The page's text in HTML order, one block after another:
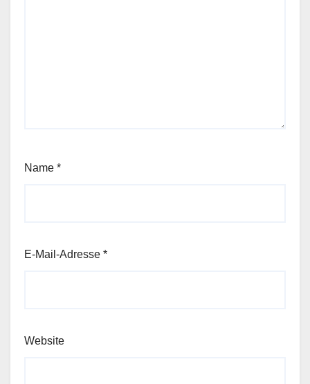
Name *
E-Mail-Adresse *
Website